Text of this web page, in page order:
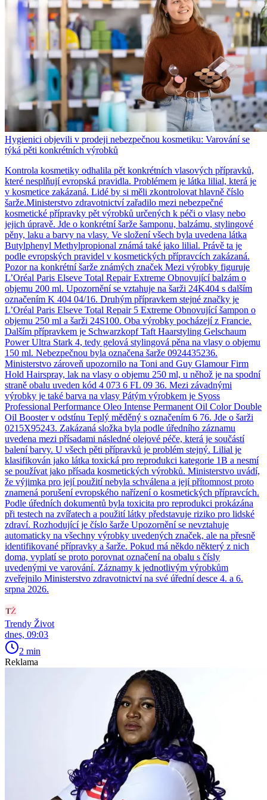
Hygienici objevili v prodeji nebezpečnou kosmetiku: Varování se
týká pěti konkrétních výrobků
Kontrola kosmetiky odhalila pět konkrétních vlasových přípravků,
které nesplňují evropská pravidla. Problémem je látka lilial, která je
v kosmetice zakázaná. Lidé by si měli zkontrolovat hlavně číslo
šarže.Ministerstvo zdravotnictví zařadilo mezi nebezpečné
kosmetické přípravky pět výrobků určených k péči o vlasy nebo
jejich úpravě. Jde o konkrétní šarže šamponu, balzámu, stylingové
pěny, laku a barvy na vlasy. Ve složení všech byla uvedena látka
Butylphenyl Methylpropional známá také jako lilial. Právě ta je
podle evropských pravidel v kosmetických přípravcích zakázaná.
Pozor na konkrétní šarže známých značek Mezi výrobky figuruje
L’Oréal Paris Elseve Total Repair Extreme Obnovující balzám o
objemu 200 ml. Upozornění se vztahuje na šarži 24K404 s dalším
označením K 404 04/16. Druhým přípravkem stejné značky je
L’Oréal Paris Elseve Total Repair 5 Extreme Obnovující šampon o
objemu 250 ml a šarži 24S100. Oba výrobky pocházejí z Francie.
Dalším přípravkem je Schwarzkopf Taft Haarstyling Gelschaum
Power Ultra Stark 4, tedy gelová stylingová pěna na vlasy o objemu
150 ml. Nebezpečnou byla označena šarže 0924435236.
Ministerstvo zároveň upozornilo na Toni and Guy Glamour Firm
Hold Hairspray, lak na vlasy o objemu 250 ml, u něhož je na spodní
straně obalu uveden kód 4 073 6 FL 09 36. Mezi závadnými
výrobky je také barva na vlasy Pátým výrobkem je Syoss
Professional Performance Oleo Intense Permanent Oil Color Double
Oil Booster v odstínu Teplý měděný s označením 6 76. Jde o šarži
0215X95243. Zakázaná složka byla podle úředního záznamu
uvedena mezi přísadami následné olejové péče, která je součástí
balení barvy. U všech pěti přípravků je problém stejný. Lilial je
klasifikován jako látka toxická pro reprodukci kategorie 1B a nesmí
se používat jako přísada kosmetických výrobků. Ministerstvo uvádí,
že výjimka pro její použití nebyla schválena a její přítomnost proto
znamená porušení evropského nařízení o kosmetických přípravcích.
Podle úředních dokumentů byla toxicita pro reprodukci prokázána
při testech na zvířatech a použití látky představuje riziko pro lidské
zdraví. Rozhodující je číslo šarže Upozornění se nevztahuje
automaticky na všechny výrobky uvedených značek, ale na přesně
identifikované přípravky a šarže. Pokud má někdo některý z nich
doma, vyplatí se proto porovnat označení na obalu s čísly
uvedenými ve varování. Záznamy k jednotlivým výrobkům
zveřejnilo Ministerstvo zdravotnictví na své úřední desce 4. a 6.
srpna 2026.
Trendy Život
dnes, 09:03
2 min
Reklama